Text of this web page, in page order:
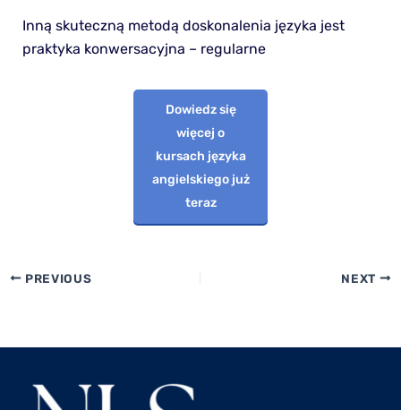
Inną skuteczną metodą doskonalenia języka jest
praktyka konwersacyjna – regularne
Dowiedz się
więcej o
kursach języka
angielskiego już
teraz
PREVIOUS NEXT